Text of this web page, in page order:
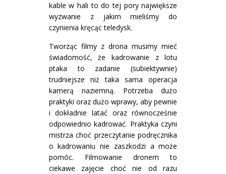
kable w hali to do tej pory największe
wyzwanie z jakim mieliśmy do
czynienia kręcąc teledysk.
Tworząc filmy z drona musimy mieć
świadomość, że kadrowanie z lotu
ptaka to zadanie (subiektywnie)
trudniejsze niż taka sama operacja
kamerą naziemną. Potrzeba dużo
praktyki oraz dużo wprawy, aby pewnie
i dokładnie latać oraz równocześnie
odpowiednio kadrować. Praktyka czyni
mistrza choć przeczytanie podręcznika
o kadrowaniu nie zaszkodzi a może
pomóc. Filmowanie dronem to
ciekawe zajęcie choć nie od razu